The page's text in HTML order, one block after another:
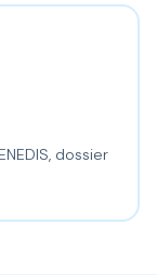
dossier